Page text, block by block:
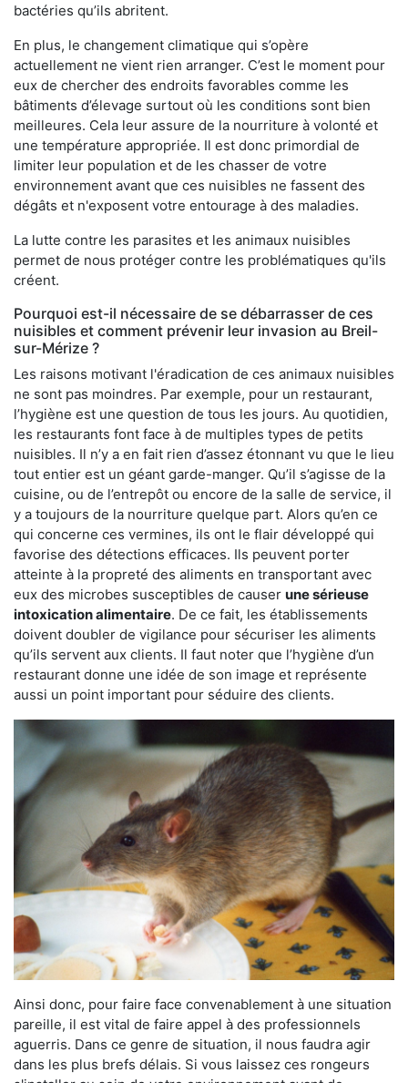
bactéries qu’ils abritent.
En plus, le changement climatique qui s’opère
actuellement ne vient rien arranger. C’est le moment pour
eux de chercher des endroits favorables comme les
bâtiments d’élevage surtout où les conditions sont bien
meilleures. Cela leur assure de la nourriture à volonté et
une température appropriée. Il est donc primordial de
limiter leur population et de les chasser de votre
environnement avant que ces nuisibles ne fassent des
dégâts et n'exposent votre entourage à des maladies.
La lutte contre les parasites et les animaux nuisibles
permet de nous protéger contre les problématiques qu'ils
créent.
Pourquoi est-il nécessaire de se débarrasser de ces
nuisibles et comment prévenir leur invasion au Breil-
sur-Mérize ?
Les raisons motivant l'éradication de ces animaux nuisibles
ne sont pas moindres. Par exemple, pour un restaurant,
l’hygiène est une question de tous les jours. Au quotidien,
les restaurants font face à de multiples types de petits
nuisibles. Il n’y a en fait rien d’assez étonnant vu que le lieu
tout entier est un géant garde-manger. Qu’il s’agisse de la
cuisine, ou de l’entrepôt ou encore de la salle de service, il
y a toujours de la nourriture quelque part. Alors qu’en ce
qui concerne ces vermines, ils ont le flair développé qui
favorise des détections efficaces. Ils peuvent porter
atteinte à la propreté des aliments en transportant avec
eux des microbes susceptibles de causer une sérieuse
intoxication alimentaire. De ce fait, les établissements
doivent doubler de vigilance pour sécuriser les aliments
qu’ils servent aux clients. Il faut noter que l’hygiène d’un
restaurant donne une idée de son image et représente
aussi un point important pour séduire des clients.
Ainsi donc, pour faire face convenablement à une situation
pareille, il est vital de faire appel à des professionnels
aguerris. Dans ce genre de situation, il nous faudra agir
dans les plus brefs délais. Si vous laissez ces rongeurs